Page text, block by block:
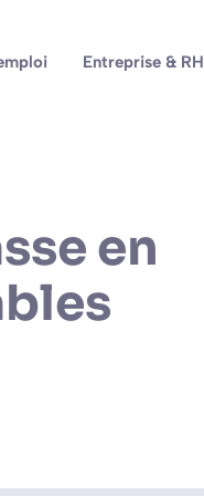
Entreprise & RH
en